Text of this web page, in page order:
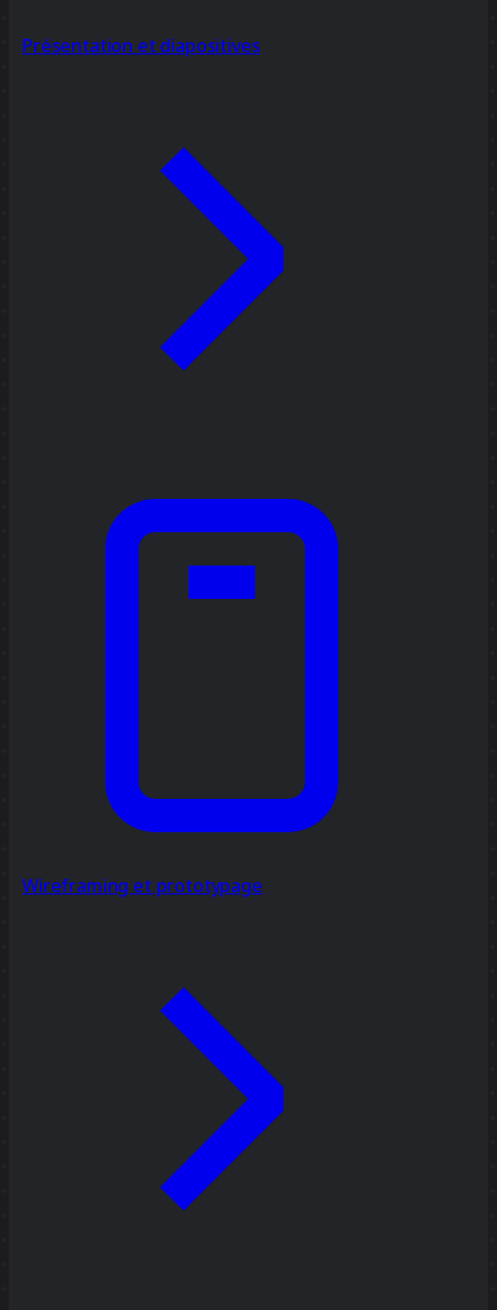
Présentation et diapositives
Wireframing et prototypage